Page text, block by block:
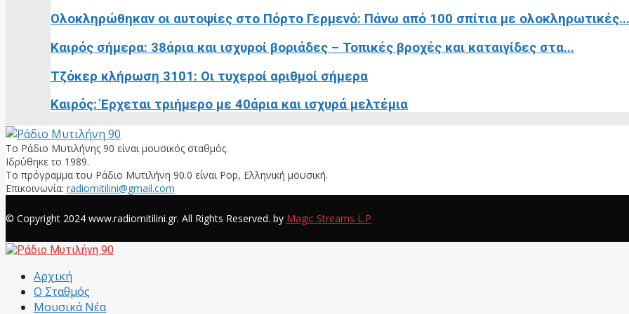
Ολοκληρώθηκαν οι αυτοψίες στο Πόρτο Γερμενό: Πάνω από 100 σπίτια με ολοκληρωτικές...
Καιρός σήμερα: 38άρια και ισχυροί βοριάδες – Τοπικές βροχές και καταιγίδες στα...
Τζόκερ κλήρωση 3101: Οι τυχεροί αριθμοί σήμερα
Καιρός: Έρχεται τριήμερο με 40άρια και ισχυρά μελτέμια
Το Ράδιο Μυτιλήνης 90 είναι μουσικός σταθμός.
Ιδρύθηκε το 1989.
Το πρόγραμμα του Ράδιο Μυτιλήνη 90.0 είναι Pop, Ελληνική μουσική.
Επικοινωνία: radiomitilini@gmail.com
© Copyright 2024 www.radiomitilini.gr. All Rights Reserved. by Magic Streams L.P
Αρχική
Ο Σταθμός
Μουσικά Νέα